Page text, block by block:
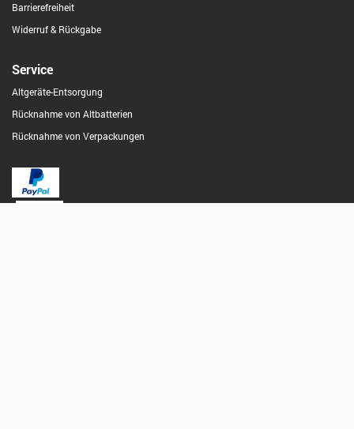
Barrierefreiheit
Widerruf & Rückgabe
Service
Altgeräte-Entsorgung
Rücknahme von Altbatterien
Rücknahme von Verpackungen